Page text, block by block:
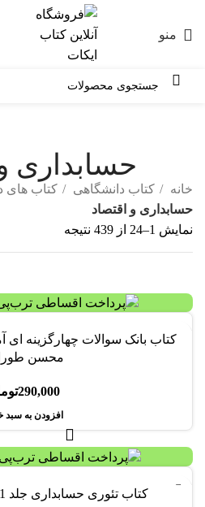
منو
حسابداری
خانه کتاب دانشگاهی
کتاب های
حسابداری و اقتصاد
نمایش 1–24 از 439 نتیجه
کتاب بانک سوالات چهارگزینه ای
محسن
290,000
افزودن به سبد
کتاب تئوری حسابداری جلد 1 اثر ساسان مهرانی